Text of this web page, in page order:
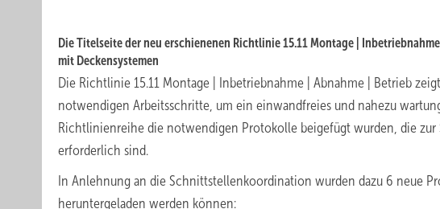
Die Titelseite der neu erschienenen Richtlinie 15.11 Montage |
mit Deckensystemen
Die Richtlinie 15.11 Montage | Inbetriebnahme | Abnahme | Betrieb
notwendigen Arbeitsschritte, um ein einwandfreies und nahezu
Richtlinienreihe die notwendigen Protokolle beigefügt wurden, die
erforderlich sind.
In Anlehnung an die Schnittstellenkoordination wurden dazu 6 neue
heruntergeladen werden können: